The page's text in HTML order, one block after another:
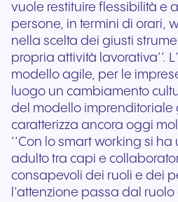
vuole restituire flessibilità e
persone, in termini di orari,
nella scelta dei giusti
propria attività lavorativa’’.
modello agile, per le
luogo un cambiamento
del modello imprenditoriale
caratterizza ancora oggi
‘‘Con lo smart working si
adulto tra capi e
consapevoli dei ruoli e dei
l’attenzione passa dal